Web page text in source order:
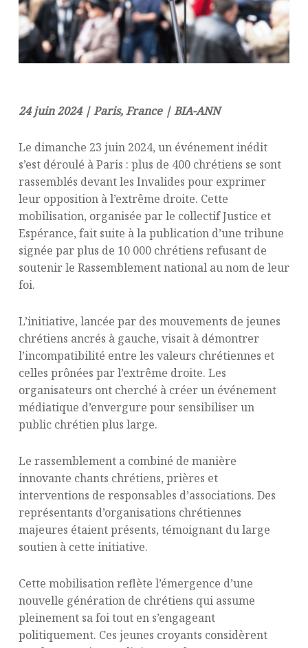
24 juin 2024 | Paris, France | BIA-ANN
Le dimanche 23 juin 2024, un événement inédit
s’est déroulé à Paris : plus de 400 chrétiens se sont
rassemblés devant les Invalides pour exprimer
leur opposition à l’extrême droite. Cette
mobilisation, organisée par le collectif Justice et
Espérance, fait suite à la publication d’une tribune
signée par plus de 10 000 chrétiens refusant de
soutenir le Rassemblement national au nom de leur
foi.
L’initiative, lancée par des mouvements de jeunes
chrétiens ancrés à gauche, visait à démontrer
l’incompatibilité entre les valeurs chrétiennes et
celles prônées par l’extrême droite. Les
organisateurs ont cherché à créer un événement
médiatique d’envergure pour sensibiliser un
public chrétien plus large.
Le rassemblement a combiné de manière
innovante chants chrétiens, prières et
interventions de responsables d’associations. Des
représentants d’organisations chrétiennes
majeures étaient présents, témoignant du large
soutien à cette initiative.
Cette mobilisation reflète l’émergence d’une
nouvelle génération de chrétiens qui assume
pleinement sa foi tout en s’engageant
politiquement. Ces jeunes croyants considèrent